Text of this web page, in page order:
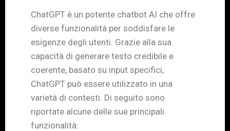
ChatGPT è un potente chatbot AI che offre
diverse funzionalità per soddisfare le
esigenze degli utenti. Grazie alla sua
capacità di generare testo credibile e
coerente, basato su input specifici,
ChatGPT può essere utilizzato in una
varietà di contesti. Di seguito sono
riportate alcune delle sue principali
funzionalità: